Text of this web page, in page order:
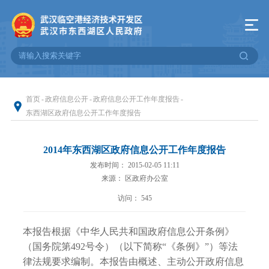
首页-政府信息公开-政府信息公开工作年度报告-
东西湖区政府信息公开工作年度报告
2014年东西湖区政府信息公开工作年度报告
发布时间： 2015-02-05 11:11
来源： 区政府办公室
访问： 545
本报告根据《中华人民共和国政府信息公开条例》
（国务院第492号令）（以下简称“《条例》”）等法
律法规要求编制。本报告由概述、主动公开政府信息